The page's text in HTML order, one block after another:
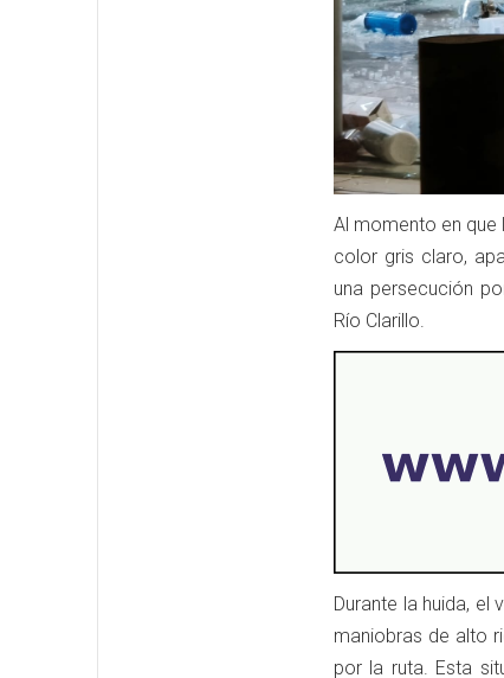
Al momento en que
color gris claro,
una persecución
Río Clarillo.
Durante la huida,
maniobras de alto
por la ruta. Esta